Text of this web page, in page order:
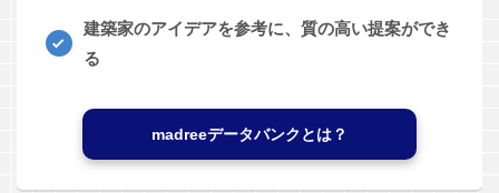
建築家のアイデアを参考に、質の高い提案ができ
る
madreeデータバンクとは？